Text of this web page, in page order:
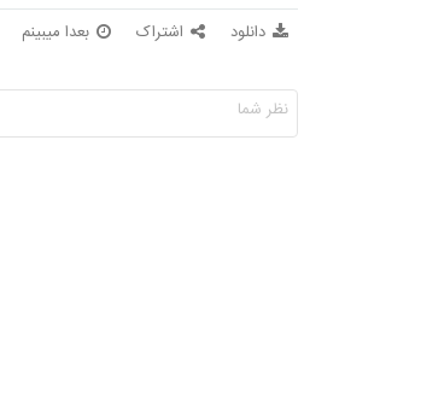
دانلود اشتراک بعدا میبینم